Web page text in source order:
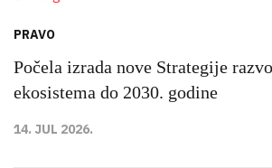
PRAVO
Počela izrada nove Strategije
ekosistema do 2030. godine
14. JUL 2026.